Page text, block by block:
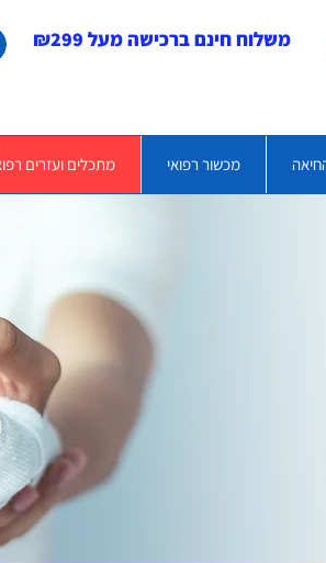
משלוח חינם ברכישה מעל ₪299
מכשור רפואי מתכלים ועזרים